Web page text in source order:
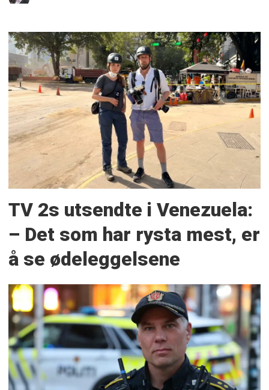
TV 2s utsendte i Venezuela:
– Det som har rysta mest, er
å se ødeleggelsene